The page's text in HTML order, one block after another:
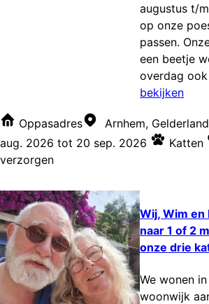
augustus t/
op onze
passen.
een beetje
overdag ook
bekijken
Oppasadres Arnhem,
aug. 2026 tot 20 sep. 2026 Katten
verzorgen
Wij, Wim en
naar 1 of 2
onze drie
We wonen
woonwijk